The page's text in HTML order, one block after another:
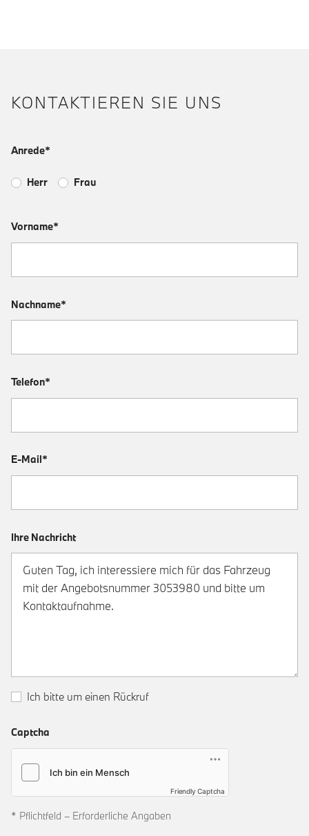
KONTAKTIEREN SIE UNS
Anrede*
Herr Frau
Vorname*
Nachname*
Telefon*
E-Mail*
Ihre Nachricht
Ich bitte um einen Rückruf
Captcha
Friendly Captcha
* Pflichtfeld – Erforderliche Angaben